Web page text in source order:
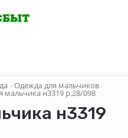
·Одежда для мальчиков
мальчика н3319 р.28/098
н3319